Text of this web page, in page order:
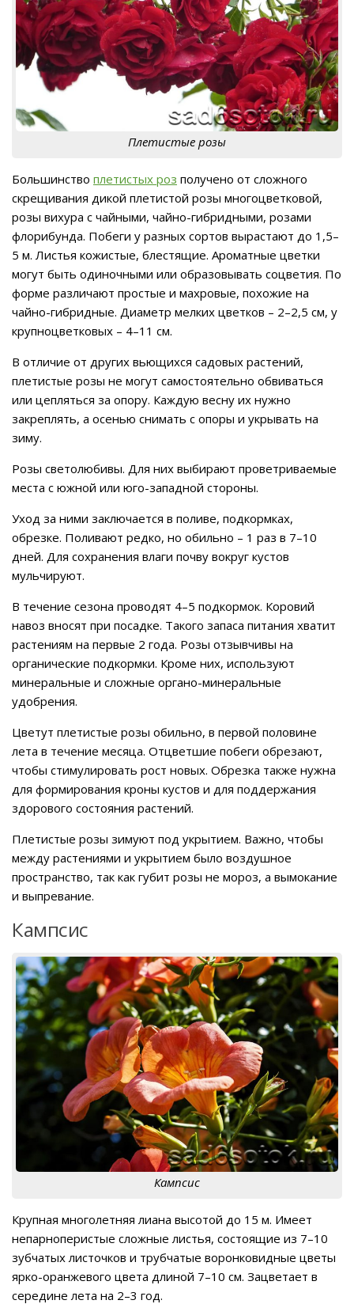
Плетистые розы
Большинство плетистых роз получено от сложного
скрещивания дикой плетистой розы многоцветковой,
розы вихура с чайными, чайно-гибридными, розами
флорибунда. Побеги у разных сортов вырастают до 1,5–
5 м. Листья кожистые, блестящие. Ароматные цветки
могут быть одиночными или образовывать соцветия. По
форме различают простые и махровые, похожие на
чайно-гибридные. Диаметр мелких цветков – 2–2,5 см, у
крупноцветковых – 4–11 см.
В отличие от других вьющихся садовых растений,
плетистые розы не могут самостоятельно обвиваться
или цепляться за опору. Каждую весну их нужно
закреплять, а осенью снимать с опоры и укрывать на
зиму.
Розы светолюбивы. Для них выбирают проветриваемые
места с южной или юго-западной стороны.
Уход за ними заключается в поливе, подкормках,
обрезке. Поливают редко, но обильно – 1 раз в 7–10
дней. Для сохранения влаги почву вокруг кустов
мульчируют.
В течение сезона проводят 4–5 подкормок. Коровий
навоз вносят при посадке. Такого запаса питания хватит
растениям на первые 2 года. Розы отзывчивы на
органические подкормки. Кроме них, используют
минеральные и сложные органо-минеральные
удобрения.
Цветут плетистые розы обильно, в первой половине
лета в течение месяца. Отцветшие побеги обрезают,
чтобы стимулировать рост новых. Обрезка также нужна
для формирования кроны кустов и для поддержания
здорового состояния растений.
Плетистые розы зимуют под укрытием. Важно, чтобы
между растениями и укрытием было воздушное
пространство, так как губит розы не мороз, а вымокание
и выпревание.
Кампсис
Кампсис
Крупная многолетняя лиана высотой до 15 м. Имеет
непарноперистые сложные листья, состоящие из 7–10
зубчатых листочков и трубчатые воронковидные цветы
ярко-оранжевого цвета длиной 7–10 см. Зацветает в
середине лета на 2–3 год.